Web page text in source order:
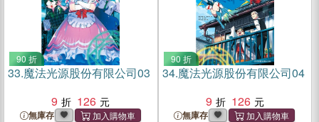
90 折
33.魔法光源股份有限公司03
9
126
無庫存
90 折
34.魔法光源股份有限公司04
9
126
無庫存